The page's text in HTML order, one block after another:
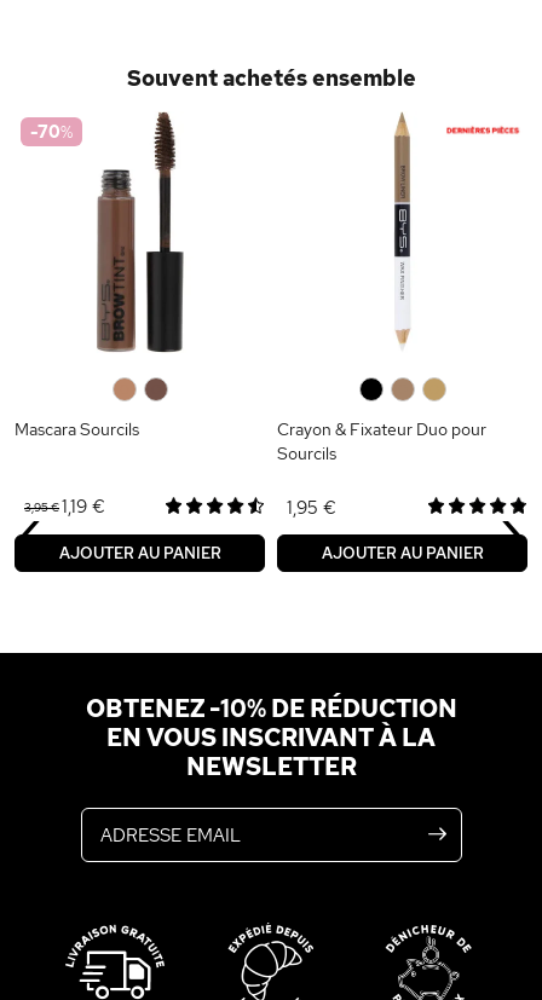
Souvent achetés ensemble
-70%
Mascara Sourcils
3,95 €1,19 €
AJOUTER AU PANIER
Crayon & Fixateur Duo pour
Sourcils
1,95 €
AJOUTER AU PANIER
‹ ›
OBTENEZ -10% DE RÉDUCTION
EN VOUS INSCRIVANT À LA
NEWSLETTER